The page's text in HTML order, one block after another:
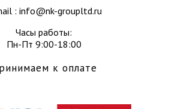
: info@nk-groupltd.ru
Часы работы:
Пн-Пт 9:00-18:00
к оплате